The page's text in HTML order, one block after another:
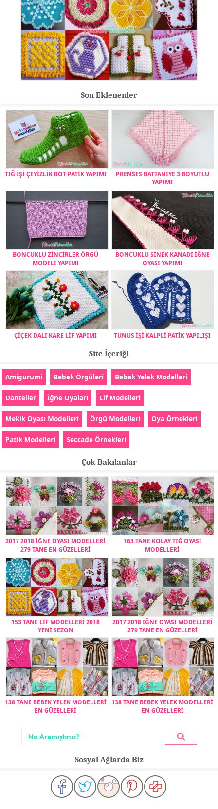
Son Eklenenler
TIĞ İŞİ ÇEYİZLİK BOT PATİK YAPIMI
PRENSES BATTANİYE 3 BOYUTLU
YAPIMI
BONCUKLU ZİNCİRLER ÖRGÜ
MODELİ YAPIMI
BONCUKLU SİNEK KANADI İĞNE
OYASI YAPIMI
ÇİÇEK DALI KARE LİF YAPIMI TUNUS İŞİ KALPLİ PATİK YAPILIŞI
Site İçeriği
Amigurumi Bebek Örgüleri Bebek Yelek Modelleri
Danteller İğne Oyaları Lif Modelleri
Mekik Oyası Modelleri Örgü Modelleri Oya Örnekleri
Patik Modelleri Seccade Örnekleri
Çok Bakılanlar
2017 2018 İĞNE OYASI MODELLERİ
279 TANE EN GÜZELLERİ
163 TANE KOLAY TIĞ OYASI
MODELLERİ
153 TANE LİF MODELLERİ 2018
YENİ SEZON
2017 2018 İĞNE OYASI MODELLERİ
279 TANE EN GÜZELLERİ
138 TANE BEBEK YELEK MODELLERİ
EN GÜZELLERİ
138 TANE BEBEK YELEK MODELLERİ
EN GÜZELLERİ
Sosyal Ağlarda Biz